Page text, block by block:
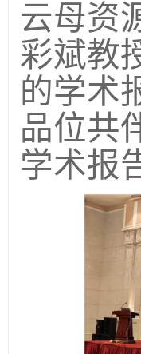
云母资
彩斌教
的学术
品位共
学术报